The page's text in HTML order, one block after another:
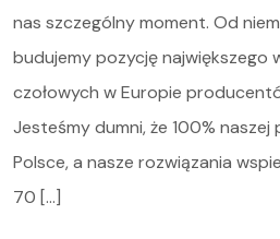
nas szczególny moment. Od
budujemy pozycję największego
czołowych w Europie
Jesteśmy dumni, że 100%
Polsce, a nasze rozwiązania
70 […]